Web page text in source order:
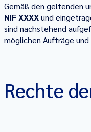
Gemäß den geltenden
NIF XXXXund
sind nachstehend
möglichen Aufträge
Rechte